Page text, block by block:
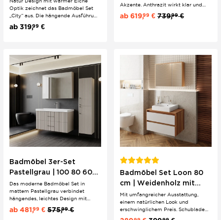
Optik zeichnet das Badmöbel Set
„City“ aus. Die hängende Ausführung
wirkt modern und leicht und sorgt
für ein aufgeräumtes Gesamtbild im
ab 319,99 €
Akzente. Anthrazit wirkt klar und
hochwertig, während die
Waschtischplatte in Eiche oder
ab 619,99 € 739,99€
Badmöbel 3er-Set
Pastellgrau | 100 80 60
cm | Eklektischer Stil &
Riffeloptik
Das moderne Badmöbel Set in
mattem Pastellgrau verbindet
hängendes, leichtes Design mit
markanter Riffeloptik und eleganten
Bügelgriffen. Hochwertiges MDF
ab 481,99 € 575,99€
Badmöbel Set Loon 80
cm | Weidenholz mit
Fronten Weiß
Mit umfangreicher Ausstattung,
einem natürlichen Look und
erschwinglichem Preis. Schubladen